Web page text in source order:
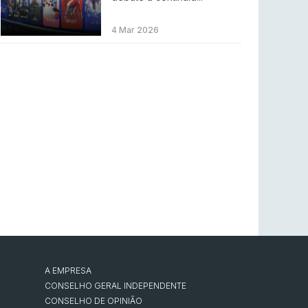
Betclic renova parceria com a RTP Arena para
a época 2026/27
4 Mar 2026
A EMPRESA
CONSELHO GERAL INDEPENDENTE
CONSELHO DE OPINIÃO